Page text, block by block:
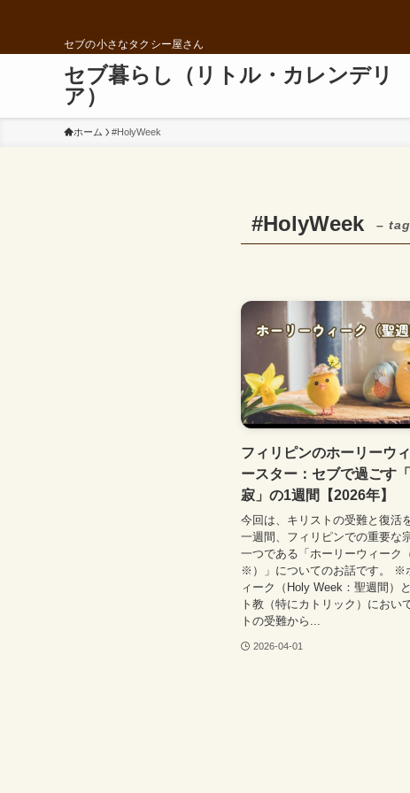
セブの小さなタクシー屋さん
セブ暮らし（リトル・カレンデリ
ア）
ホーム #HolyWeek
#HolyWeek –
フィリピンのホーリーウ
ースター：セブで過ごす
寂」の1週間【2026年】
今回は、キリストの受難と復活
一週間、フィリピンでの重要な
一つである「ホーリーウィーク
※）」についてのお話です。 ※
ィーク（Holy Week：聖週間）
ト教（特にカトリック）におい
トの受難から...
2026-04-01